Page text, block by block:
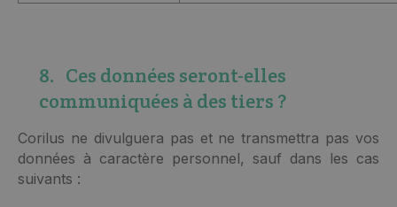
8. Ces données seront-elles
communiquées à des tiers ?
Corilus ne divulguera pas et ne transmettra pas vos
données à caractère personnel, sauf dans les cas
suivants :